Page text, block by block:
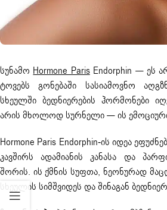
მსურს შეძენა
სუნამო Hormone ParisEndorphin — ეს
ტოვებს გონებაში სასიამოვნო
სხეულში ბედნიერების ჰორმონები
არის მხოლოდ სურნელი — ის
Hormone Paris Endorphin-ის იდეა
კავშირს ადამიანის კანასა და
შორის. ის ქმნის სუფთა, ნეონურად
სხეულის სიმშვიდეს და შინაგან